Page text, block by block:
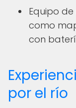
Equipo
como
con
por el río